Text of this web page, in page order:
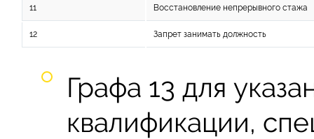
11 Восстановление непрерывного стажа
12 Запрет занимать должность
Графа 13 для
квалификации,